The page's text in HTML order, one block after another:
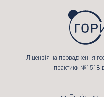
Ліцензія на провадження
практики №1518